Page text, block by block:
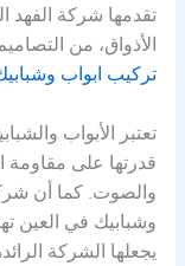
تقدمها شركة الفهد
الأذواق، من
تركيب ابواب
تعتبر الأبواب
قدرتها على مقاومة
والصوت. كما أن
وشبابيك في العين
يجعلها الشركة